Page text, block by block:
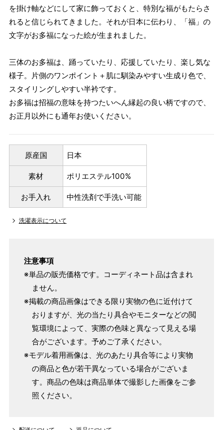
を掛け軸などにして家に飾っておくと、特別な福がもたらさ
れると信じられてきました。それが日本に伝わり、「福」の
文字がお多福になった絵が生まれました。
三体のお多福は、踊っていたり、応援していたり、楽し気な
様子。片側のワンポイント＋肌に馴染みやすい生成り色で、
スタイリングしやすい半衿です。
お多福は招福の意味を持つたいへん縁起の良い柄ですので、
お正月以外にも通年お使いください。
原産国 日本
素材 ポリエステル100%
お手入れ 中性洗剤で手洗い可能
洗濯表示について
注意事項
※単品の販売価格です。コーディネート品は含まれ
ません。
※掲載の商品画像はできる限り実物の色に近付けて
おりますが、光の当たり具合やモニターなどの閲
覧環境によって、実際の色味と異なって見える場
合がございます。予めご了承ください。
※モデル着用画像は、光のあたり具合等により実物
の商品と色が若干異なっている場合がございま
す。商品の色味は商品単体で撮影した画像をご参
照ください。